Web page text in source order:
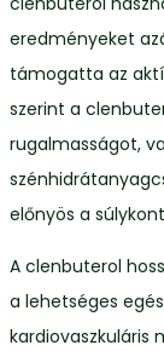
eredményeket
támogatta az
szerint a
rugalmasságot,
előnyös a
A clenbuterol
a lehetséges
kardiovaszkuláris